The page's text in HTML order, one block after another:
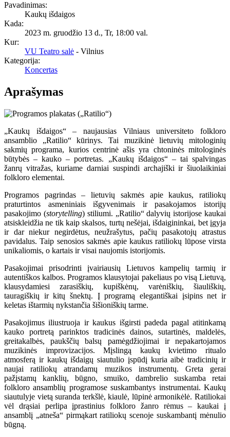
Pavadinimas:
Kaukų išdaigos
Kada:
2023 m. gruodžio 13 d., Tr, 18:00 val.
Kur:
VU Teatro salė - Vilnius
Kategorija:
Koncertas
Aprašymas
„Kaukų išdaigos“ – naujausias Vilniaus universiteto folkloro
ansamblio „Ratilio“ kūrinys. Tai muzikinė lietuvių mitologinių
sakmių programa, kurios centrinė ašis yra chtoninės mitologinės
būtybės – kauko – portretas. „Kaukų išdaigos“ – tai spalvingas
žanrų vitražas, kuriame darniai suspindi archajiški ir šiuolaikiniai
folkloro elementai.
Programos pagrindas – lietuvių sakmės apie kaukus, ratiliokų
praturtintos asmeniniais išgyvenimais ir pasakojamos istorijų
pasakojimo (storytelling) stiliumi. „Ratilio“ dalyvių istorijose kaukai
atsiskleidžia ne tik kaip skalsos, turtų nešėjai, išdaigininkai, bet įgyja
ir dar niekur negirdėtus, neužrašytus, pačių pasakotojų atrastus
pavidalus. Taip senosios sakmės apie kaukus ratiliokų lūpose virsta
unikaliomis, o kartais ir visai naujomis istorijomis.
Pasakojimai prisodrinti įvairiausių Lietuvos kampelių tarmių ir
autentiškos kalbos. Programos klausytojai pakeliaus po visą Lietuvą,
klausydamiesi zarasiškių, kupiškėnų, varėniškių, šiauliškių,
tauragiškių ir kitų šnektų. Į programą elegantiškai įsipins net ir
keletas ištarmių nykstančia šišioniškių tarme.
Pasakojimus iliustruoja ir kaukus išgirsti padeda pagal atitinkamą
kauko portretą parinktos tradicinės dainos, sutartinės, maldelės,
greitakalbės, paukščių balsų pamėgdžiojimai ir nepakartojamos
muzikinės improvizacijos. Mįslingą kaukų kvietimo ritualo
atmosferą ir kaukų išdaigų siautulio įspūdį kuria aibė tradicinių ir
naujai ratiliokų atrandamų muzikos instrumentų. Greta gerai
pažįstamų kanklių, būgno, smuiko, dambrelio suskamba retai
folkloro ansamblių programose suskambantys instrumentai. Kaukų
siautulyje vietą suranda terkšlė, kiaulė, lūpinė armonikėlė. Ratiliokai
vėl drąsiai perlipa įprastinius folkloro žanro rėmus – kaukai į
ansamblį „atneša“ pirmąkart ratiliokų scenoje suskambantį mėnulio
būgną.